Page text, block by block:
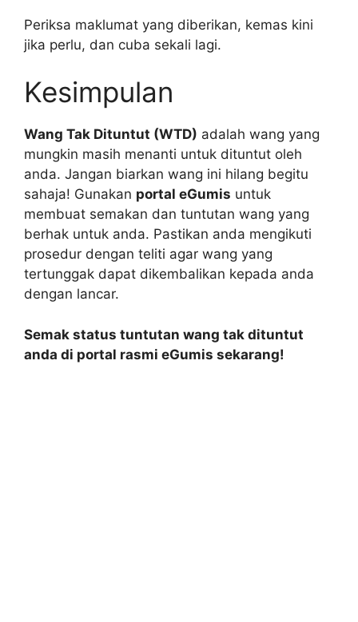
Periksa maklumat yang diberikan, kemas kini
jika perlu, dan cuba sekali lagi.
Kesimpulan
Wang Tak Dituntut (WTD) adalah wang yang
mungkin masih menanti untuk dituntut oleh
anda. Jangan biarkan wang ini hilang begitu
sahaja! Gunakan portal eGumis untuk
membuat semakan dan tuntutan wang yang
berhak untuk anda. Pastikan anda mengikuti
prosedur dengan teliti agar wang yang
tertunggak dapat dikembalikan kepada anda
dengan lancar.
Semak status tuntutan wang tak dituntut
anda di portal rasmi eGumis sekarang!